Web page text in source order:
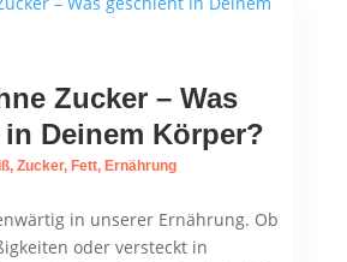
Zucker – Was
Deinem Körper?
Zucker, Fett, Ernährung
in unserer Ernährung. Ob
oder versteckt in